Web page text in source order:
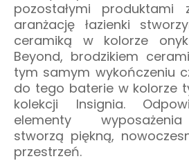
pozostałymi produktami
aranżację łazienki
ceramiką w kolorze
Beyond, brodzikiem
tym samym wykończeniu
do tego baterie w kolorze
kolekcji Insignia.
elementy
stworzą piękną,
przestrzeń.